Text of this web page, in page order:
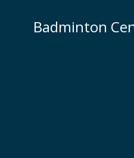
contenuBadminton